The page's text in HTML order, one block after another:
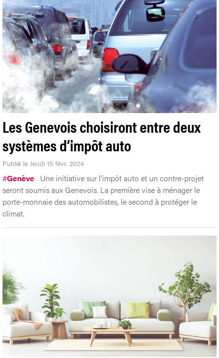
Les Genevois choisiront entre deux
systèmes d’impôt auto
Publié le Jeudi 15 févr. 2024
#Genève Une initiative sur l’impôt auto et un contre-projet
seront soumis aux Genevois. La première vise à ménager le
porte-monnaie des automobilistes, le second à protéger le
climat.